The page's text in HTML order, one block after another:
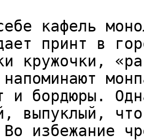
кафель
принт в
кружочки,
и бордюры.
выпуклый,
избежание